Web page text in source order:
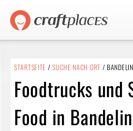
STARTSEITE /SUCHE NACH ORT / BANDELIN
Foodtrucks und
Food in Bandelin